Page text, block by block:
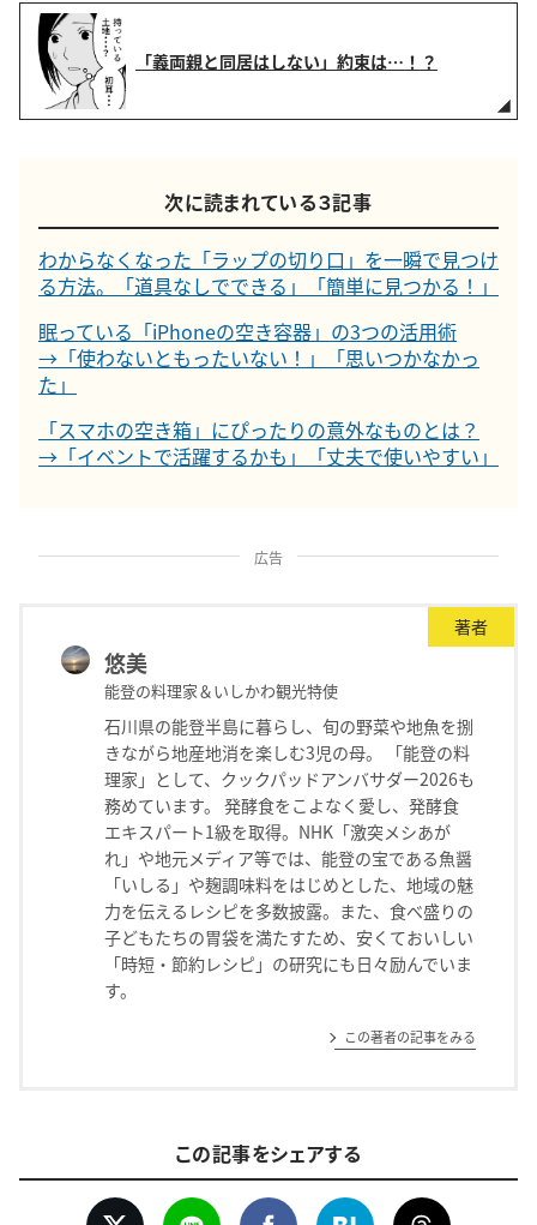
「義両親と同居はしない」約束は…！？
次に読まれている３記事
わからなくなった「ラップの切り口」を一瞬で見つけ
る方法。「道具なしでできる」「簡単に見つかる！」
眠っている「iPhoneの空き容器」の3つの活用術
→「使わないともったいない！」「思いつかなかっ
た」
「スマホの空き箱」にぴったりの意外なものとは？
→「イベントで活躍するかも」「丈夫で使いやすい」
広告
著者
悠美
能登の料理家＆いしかわ観光特使
石川県の能登半島に暮らし、旬の野菜や地魚を捌
きながら地産地消を楽しむ3児の母。 「能登の料
理家」として、クックパッドアンバサダー2026も
務めています。 発酵食をこよなく愛し、発酵食
エキスパート1級を取得。NHK「激突メシあが
れ」や地元メディア等では、能登の宝である魚醤
「いしる」や麹調味料をはじめとした、地域の魅
力を伝えるレシピを多数披露。また、食べ盛りの
子どもたちの胃袋を満たすため、安くておいしい
「時短・節約レシピ」の研究にも日々励んでいま
す。
この著者の記事をみる
この記事をシェアする